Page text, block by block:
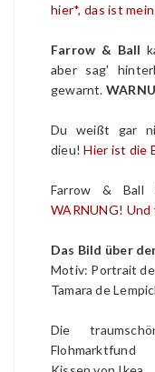
hier*, das ist
Farrow & Ball
aber sag'
gewarnt.
Du weißt gar
dieu!Hier ist die
Farrow & Ball
WARNUNG!
Das Bild über
Motiv: Portrait
Tamara de
Die
Flohmarktfund